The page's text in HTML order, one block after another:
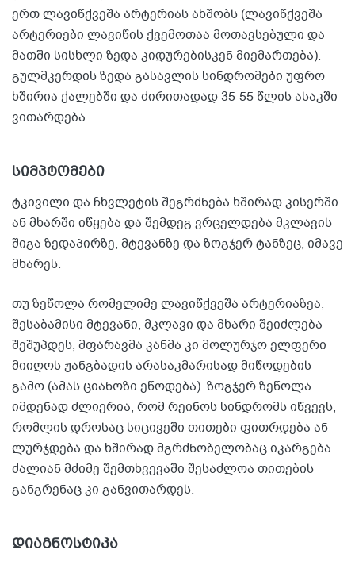
ერთ ლავიწქვეშა არტერიას ახშობს (ლავიწქვეშა
არტერიები ლავიწის ქვემოთაა მოთავსებული და
მათში სისხლი ზედა კიდურებისკენ მიემართება).
გულმკერდის ზედა გასავლის სინდრომები უფრო
ხშირია ქალებში და ძირითადად 35-55 წლის ასაკში
ვითარდება.
სიმპტომები
ტკივილი და ჩხვლეტის შეგრძნება ხშირად კისერში
ან მხარში იწყება და შემდეგ ვრცელდება მკლავის
შიგა ზედაპირზე, მტევანზე და ზოგჯერ ტანზეც, იმავე
მხარეს.
თუ ზეწოლა რომელიმე ლავიწქვეშა არტერიაზეა,
შესაბამისი მტევანი, მკლავი და მხარი შეიძლება
შეშუპდეს, მფარავმა კანმა კი მოლურჯო ელფერი
მიიღოს ჟანგბადის არასაკმარისად მიწოდების
გამო (ამას ციანოზი ეწოდება). ზოგჯერ ზეწოლა
იმდენად ძლიერია, რომ რეინოს სინდრომს იწვევს,
რომლის დროსაც სიცივეში თითები ფითრდება ან
ლურჯდება და ხშირად მგრძნობელობაც იკარგება.
ძალიან მძიმე შემთხვევაში შესაძლოა თითების
განგრენაც კი განვითარდეს.
დიაგნოსტიკა